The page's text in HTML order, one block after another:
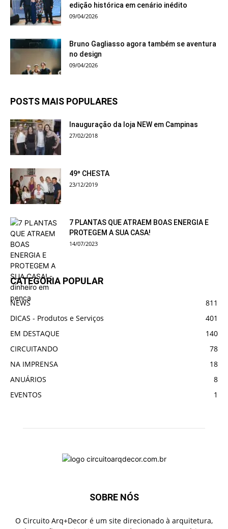
edição histórica em cenário inédito
09/04/2026
Bruno Gagliasso agora também se aventura
no design
09/04/2026
POSTS MAIS POPULARES
Inauguração da loja NEW em Campinas
27/02/2018
49º CHESTA
23/12/2019
7 PLANTAS QUE ATRAEM BOAS ENERGIA E
PROTEGEM A SUA CASA!
14/07/2023
CATEGORIA POPULAR
NEWS
811
DICAS - Produtos e Serviços
401
EM DESTAQUE
140
CIRCUITANDO
78
NA IMPRENSA
18
ANUÁRIOS
8
EVENTOS
1
SOBRE NÓS
O Circuito Arq+Decor é um site direcionado à arquitetura,